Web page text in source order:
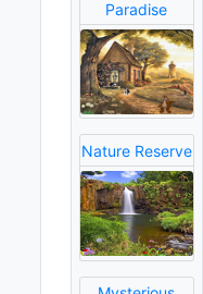
Paradise
Nature Reserve